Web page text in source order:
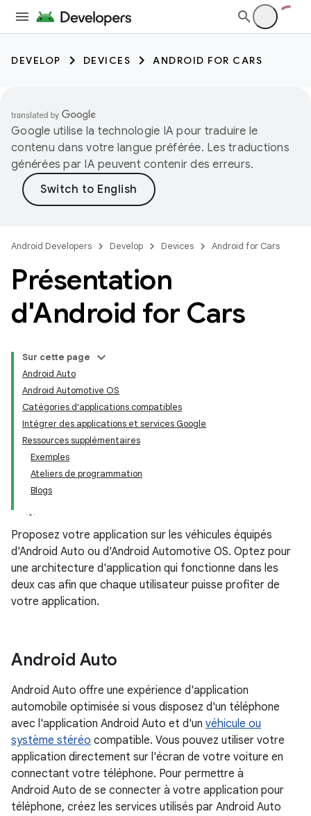
DEVELOP DEVICES ANDROID FOR CARS
Google utilise la technologie IA pour traduire le
contenu dans votre langue préférée. Les traductions
générées par IA peuvent contenir des erreurs.
Android Developers Develop Devices Android for Cars
Présentation
d'Android for Cars
Sur cette page
Android Auto
Android Automotive OS
Catégories d'applications compatibles
Intégrer des applications et services Google
Ressources supplémentaires
Exemples
Ateliers de programmation
Blogs
Proposez votre application sur les véhicules équipés
d'Android Auto ou d'Android Automotive OS. Optez pour
une architecture d'application qui fonctionne dans les
deux cas afin que chaque utilisateur puisse profiter de
votre application.
Android Auto
Android Auto offre une expérience d'application
automobile optimisée si vous disposez d'un téléphone
avec l'application Android Auto et d'un véhicule ou
système stéréo compatible. Vous pouvez utiliser votre
application directement sur l'écran de votre voiture en
connectant votre téléphone. Pour permettre à
Android Auto de se connecter à votre application pour
téléphone, créez les services utilisés par Android Auto